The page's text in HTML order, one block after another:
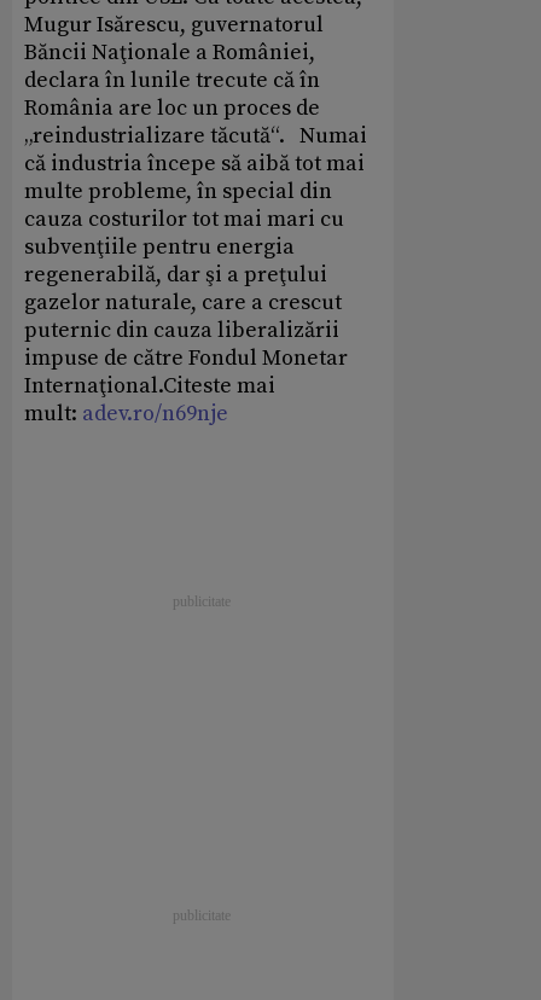
Mugur Isărescu, guvernatorul
Băncii Naţionale a României,
declara în lunile trecute că în
România are loc un proces de
„reindustrializare tăcută“. Numai
că industria începe să aibă tot mai
multe probleme, în special din
cauza costurilor tot mai mari cu
subvenţiile pentru energia
regenerabilă, dar şi a preţului
gazelor naturale, care a crescut
puternic din cauza liberalizării
impuse de către Fondul Monetar
Internaţional.Citeste mai
mult: adev.ro/n69nje